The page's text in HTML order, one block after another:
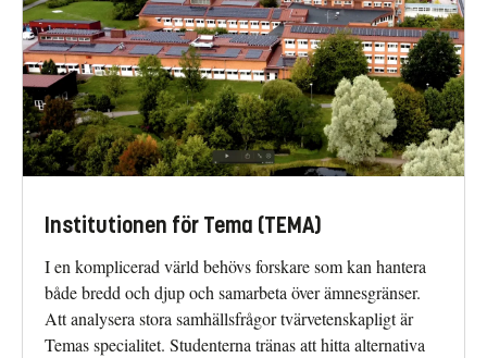
Institutionen för Tema (TEMA)
I en komplicerad värld behövs forskare som kan hantera
både bredd och djup och samarbeta över ämnesgränser.
Att analysera stora samhällsfrågor tvärvetenskapligt är
Temas specialitet. Studenterna tränas att hitta alternativa